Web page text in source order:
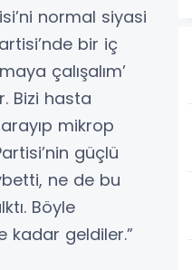
normal siyasi
bir iç
çalışalım’
Bizi hasta
mikrop
güçlü
ne de bu
Böyle
kadar geldiler.”